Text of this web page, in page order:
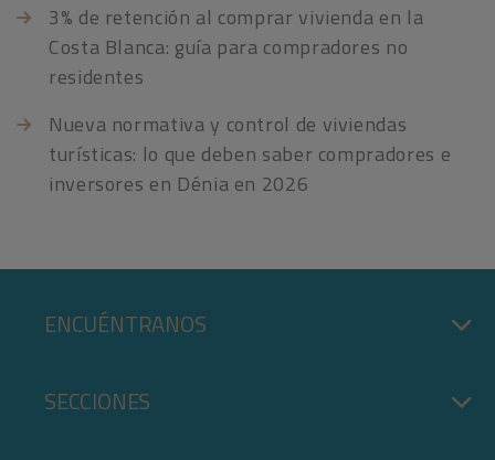
3% de retención al comprar vivienda en la
Costa Blanca: guía para compradores no
residentes
Nueva normativa y control de viviendas
turísticas: lo que deben saber compradores e
inversores en Dénia en 2026
ENCUÉNTRANOS
SECCIONES